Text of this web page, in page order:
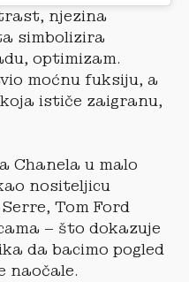
njezina
simbolizira
optimizam.
moćnu fuksiju, a
ističe zaigranu,
Chanela u malo
nositeljicu
Tom Ford
– što dokazuje
da bacimo pogled
naočale.